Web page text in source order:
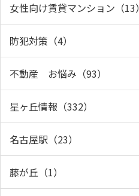
女性向け賃貸マンション（13）
防犯対策（4）
不動産 お悩み（93）
星ヶ丘情報（332）
名古屋駅（23）
藤が丘（1）